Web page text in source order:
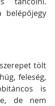
belépőjegy
tölt
feleség,
is
de nem